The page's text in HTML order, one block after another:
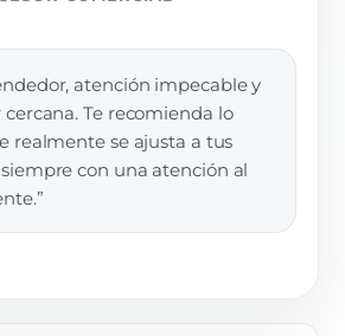
atención impecable y
Te recomienda lo
realmente se ajusta a tus
con una atención al